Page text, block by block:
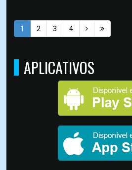
1 2 3 4
APLICATIVOS